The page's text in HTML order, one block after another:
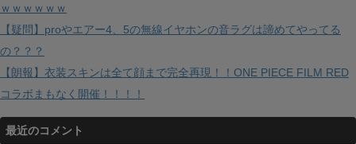
ｗｗｗｗｗｗ
【疑問】proやエアー4、5の無線イヤホンの音ラグは諦めてやってる
の？？？
【朗報】衣装スキンは全て顔まで完全再現！！ONE PIECE FILM RED
コラボまもなく開催！！！！
最近のコメント